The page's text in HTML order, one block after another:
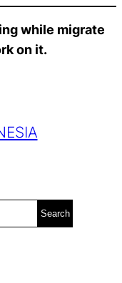
while migrate
on it.
Search